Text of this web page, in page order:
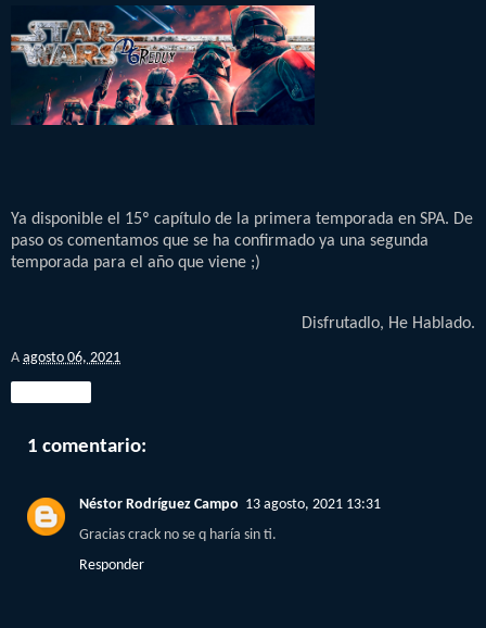
Ya disponible el 15º capítulo de la primera temporada en SPA. De
paso os comentamos que se ha confirmado ya una segunda
temporada para el año que viene ;)
Disfrutadlo, He Hablado.
A agosto 06, 2021
1 comentario:
Néstor Rodríguez Campo 13 agosto, 2021 13:31
Gracias crack no se q haría sin ti.
Responder